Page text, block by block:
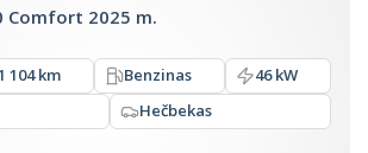
Comfort 2025 m.
104 km Benzinas
46 kW
Hečbekas